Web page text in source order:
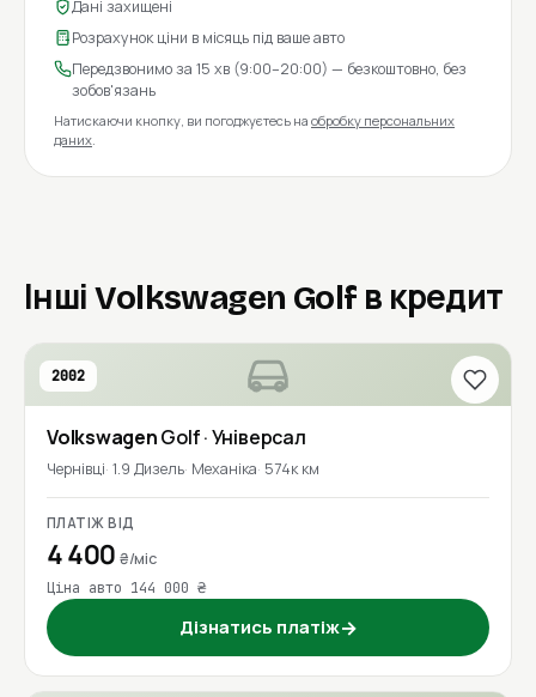
Дані захищені
Розрахунок ціни в місяць під ваше авто
Передзвонимо за 15 хв (9:00–20:00) — безкоштовно, без
зобов'язань
Натискаючи кнопку, ви погоджуєтесь на обробку персональних
даних.
Інші Volkswagen Golf в кредит
2002
VolkswagenGolf· Універсал
Чернівці 1.9 Дизель Механіка 574к км
ПЛАТІЖ ВІД
4 400₴/міс
Ціна авто 144 000 ₴
Дізнатись платіж→